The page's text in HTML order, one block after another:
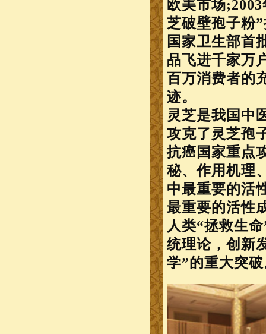
欧美市场
芝破壁孢子粉
国家卫生部首
品飞进千家万
百万消费者的
迹。
灵芝是我国中
攻克了灵芝孢
抗癌国家重点
秘、作用机理
中最重要的活
最重要的活性
人类“拯救生
统理论，创新
学”的重大突